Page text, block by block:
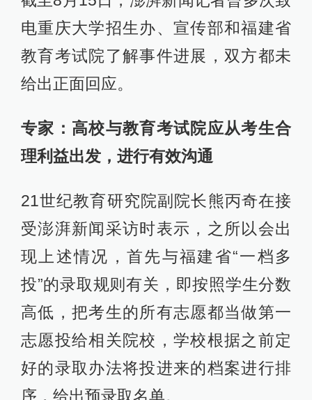
电重庆大学招生办、宣传部和福建省
教育考试院了解事件进展，双方都未
给出正面回应。
专家：高校与教育考试院应从考生合
理利益出发，进行有效沟通
21世纪教育研究院副院长熊丙奇在接
受澎湃新闻采访时表示，之所以会出
现上述情况，首先与福建省“一档多
投”的录取规则有关，即按照学生分数
高低，把考生的所有志愿都当做第一
志愿投给相关院校，学校根据之前定
好的录取办法将投进来的档案进行排
序，给出预录取名单。